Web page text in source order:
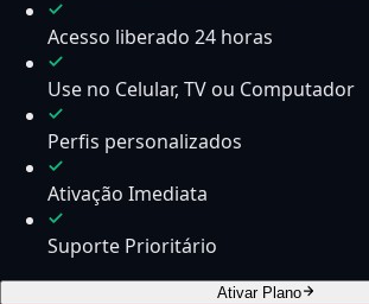
Acesso liberado 24 horas
Use no Celular, TV ou Computador
Perfis personalizados
Ativação Imediata
Suporte Prioritário
Ativar Plano